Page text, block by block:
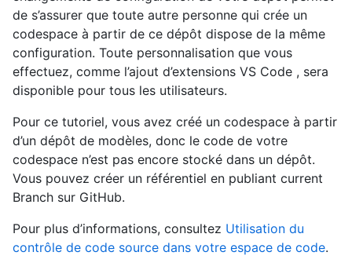
de s’assurer que toute autre personne qui crée un
codespace à partir de ce dépôt dispose de la même
configuration. Toute personnalisation que vous
effectuez, comme l’ajout d’extensions VS Code , sera
disponible pour tous les utilisateurs.
Pour ce tutoriel, vous avez créé un codespace à partir
d’un dépôt de modèles, donc le code de votre
codespace n’est pas encore stocké dans un dépôt.
Vous pouvez créer un référentiel en publiant current
Branch sur GitHub.
Pour plus d’informations, consultez Utilisation du
contrôle de code source dans votre espace de code.